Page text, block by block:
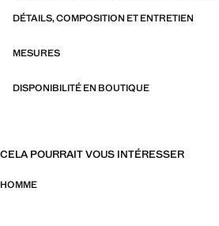
DÉTAILS, COMPOSITION ET ENTRETIEN
MESURES
DISPONIBILITÉ EN BOUTIQUE
CELA POURRAIT VOUS INTÉRESSER
HOMME